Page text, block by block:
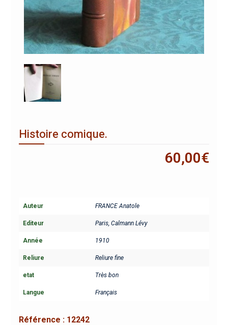
Histoire comique.
60,00€
Auteur FRANCE Anatole
Editeur Paris, Calmann Lévy
Année 1910
Reliure Reliure fine
etat Très bon
Langue Français
Référence : 12242